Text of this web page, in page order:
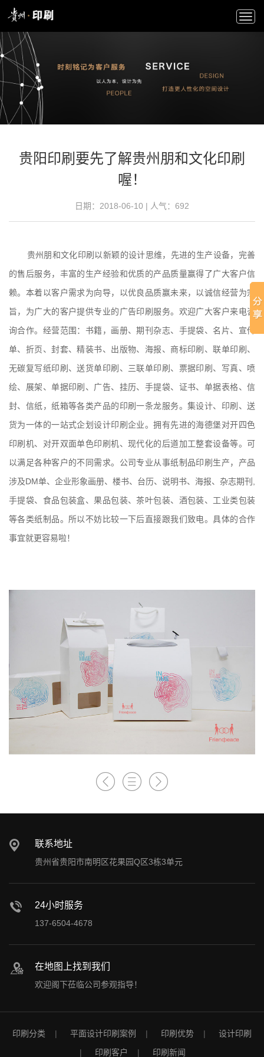
贵阳印刷要先了解贵州朋和文化印刷
喔！
日期：2018-06-10 | 人气：692
贵州朋和文化印刷以新颖的设计思维，先进的生产设备，完善
的售后服务，丰富的生产经验和优质的产品质量赢得了广大客户信
赖。本着以客户需求为向导，以优良品质赢未来，以诚信经营为宗
旨，为广大的客户提供专业的广告印刷服务。欢迎广大客户来电咨
询合作。经营范围：书籍，画册、期刊杂志、手提袋、名片、宣传
单、折页、封套、精装书、出版物、海报、商标印刷、联单印刷、
无碳复写纸印刷、送货单印刷、三联单印刷、票据印刷、写真、喷
绘、展架、单据印刷、广告、挂历、手提袋、证书、单据表格、信
封、信纸，纸箱等各类产品的印刷一条龙服务。 集设计、印刷、送
货为一体的一站式企划设计印刷企业。拥有先进的海德堡对开四色
印刷机、对开双面单色印刷机、现代化的后道加工整套设备等。可
以满足各种客户的不同需求。公司专业从事纸制品印刷生产，产品
涉及DM单、企业形象画册、楼书、台历、说明书、海报、杂志期刊,
手提袋、食品包装盒、果品包装、茶叶包装、酒包装、工业类包装
等各类纸制品。 所以不妨比较一下后直接跟我们致电。具体的合作
事宜就更容易啦！
联系地址
贵州省贵阳市南明区花果园Q区3栋3单元
24小时服务
137-6504-4678
在地图上找到我们
欢迎阁下莅临公司参观指导！
印刷分类 平面设计印刷案例 印刷优势
设计印刷
印刷客户
印刷新闻